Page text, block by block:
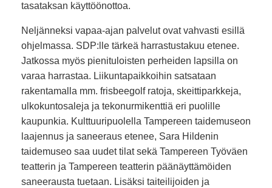
tasataksan käyttöönottoa.
Neljänneksi vapaa-ajan palvelut ovat vahvasti esillä
ohjelmassa. SDP:lle tärkeä harrastustakuu etenee.
Jatkossa myös pienituloisten perheiden lapsilla on
varaa harrastaa. Liikuntapaikkoihin satsataan
rakentamalla mm. frisbeegolf ratoja, skeittiparkkeja,
ulkokuntosaleja ja tekonurmikenttiä eri puolille
kaupunkia. Kulttuuripuolella Tampereen taidemuseon
laajennus ja saneeraus etenee, Sara Hildenin
taidemuseo saa uudet tilat sekä Tampereen Työväen
teatterin ja Tampereen teatterin päänäyttämöiden
saneerausta tuetaan. Lisäksi taiteilijoiden ja